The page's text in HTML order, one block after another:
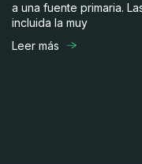
a una fuente primaria.
incluida la muy
Leer más